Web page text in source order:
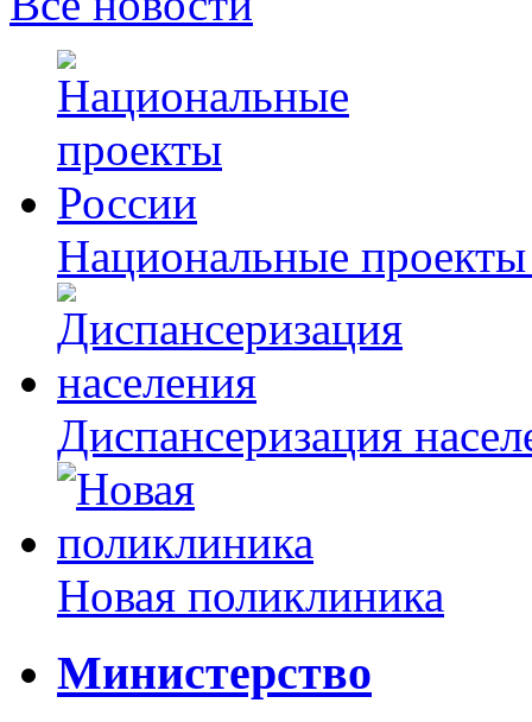
Национальные
Диспансеризация
Новая поликлиника
Министерство